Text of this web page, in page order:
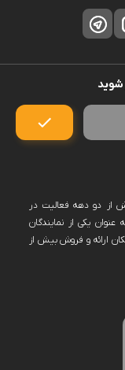
شوید
از دو دهه فعالیت در
یکی از نمایندگان
ارائه و فروش بیش از
خود را منعطف بر
دامنه محصولات پارس